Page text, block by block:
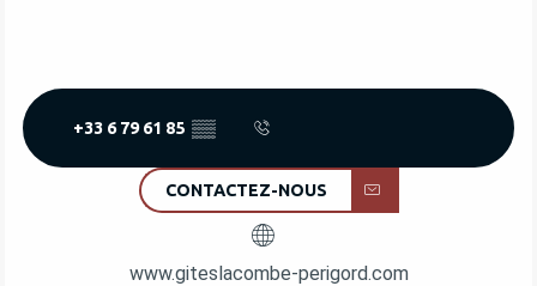
+33 6 79 61 85 ▒▒
CONTACTEZ-NOUS
www.giteslacombe-perigord.com